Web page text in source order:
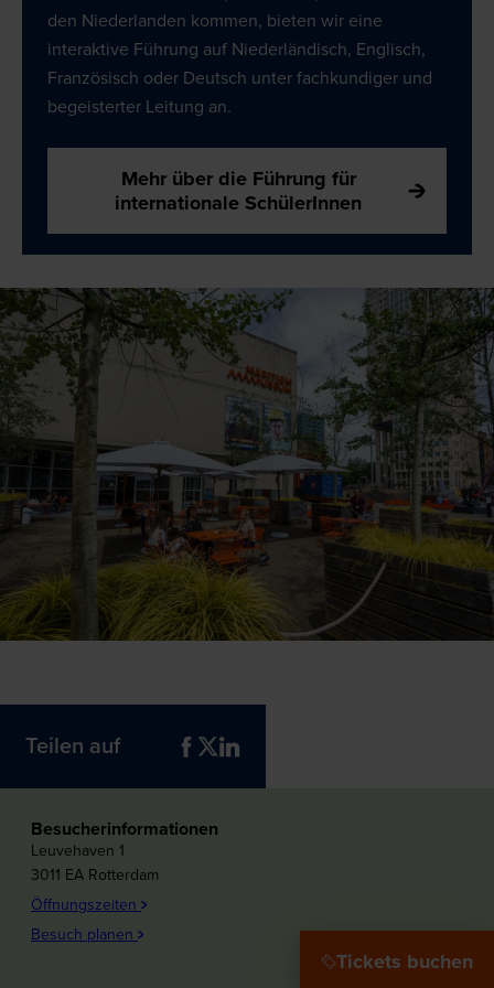
den Niederlanden kommen, bieten wir eine
interaktive Führung auf Niederländisch, Englisch,
Französisch oder Deutsch unter fachkundiger und
begeisterter Leitung an.
Mehr über die Führung für
internationale SchülerInnen
Teilen auf
Besucherinformationen
Leuvehaven 1
3011 EA Rotterdam
Öffnungszeiten
Besuch planen
Tickets buchen